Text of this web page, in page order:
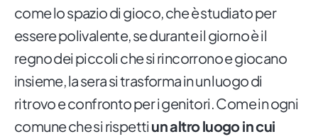
come lo spazio di gioco, che è studiato per
essere polivalente, se durante il giorno è il
regno dei piccoli che si rincorrono e giocano
insieme, la sera si trasforma in un luogo di
ritrovo e confronto per i genitori. Come in ogni
comune che si rispetti un altro luogo in cui